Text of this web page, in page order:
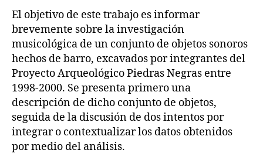
El objetivo de este trabajo es informar
brevemente sobre la investigación
musicológica de un conjunto de objetos sonoros
hechos de barro, excavados por integrantes del
Proyecto Arqueológico Piedras Negras entre
1998-2000. Se presenta primero una
descripción de dicho conjunto de objetos,
seguida de la discusión de dos intentos por
integrar o contextualizar los datos obtenidos
por medio del análisis.